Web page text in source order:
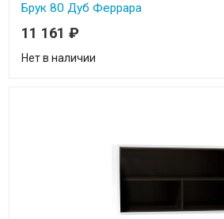
Брук 80 Дуб Феррара
11 161 ₽
Нет в наличии